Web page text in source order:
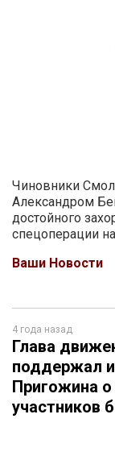
Чиновники
Александром
достойного
спецоперации
Ваши Новости
4 года назад
Глава
поддержал
Пригожина о
участников